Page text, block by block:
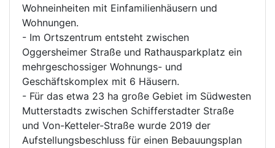
Wohneinheiten mit Einfamilienhäusern und
Wohnungen.
- Im Ortszentrum entsteht zwischen
Oggersheimer Straße und Rathausparkplatz ein
mehrgeschossiger Wohnungs- und
Geschäftskomplex mit 6 Häusern.
- Für das etwa 23 ha große Gebiet im Südwesten
Mutterstadts zwischen Schifferstadter Straße
und Von-Ketteler-Straße wurde 2019 der
Aufstellungsbeschluss für einen Bebauungsplan